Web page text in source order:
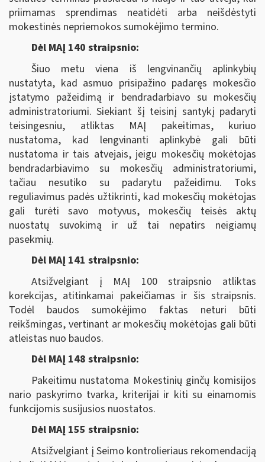
priimamas sprendimas neatidėti arba neišdėstyti
mokestinės nepriemokos sumokėjimo termino.
Dėl MAĮ 140 straipsnio:
Šiuo metu viena iš lengvinančių aplinkybių
nustatyta, kad asmuo prisipažino padaręs mokesčio
įstatymo pažeidimą ir bendradarbiavo su mokesčių
administratoriumi. Siekiant šį teisinį santykį padaryti
teisingesniu, atliktas MAĮ pakeitimas, kuriuo
nustatoma, kad lengvinanti aplinkybė gali būti
nustatoma ir tais atvejais, jeigu mokesčių mokėtojas
bendradarbiavimo su mokesčių administratoriumi,
tačiau nesutiko su padarytu pažeidimu. Toks
reguliavimus padės užtikrinti, kad mokesčių mokėtojas
gali turėti savo motyvus, mokesčių teisės aktų
nuostatų suvokimą ir už tai nepatirs neigiamų
pasekmių.
Dėl MAĮ 141 straipsnio:
Atsižvelgiant į MAĮ 100 straipsnio atliktas
korekcijas, atitinkamai pakeičiamas ir šis straipsnis.
Todėl baudos sumokėjimo faktas neturi būti
reikšmingas, vertinant ar mokesčių mokėtojas gali būti
atleistas nuo baudos.
Dėl MAĮ 148 straipsnio:
Pakeitimu nustatoma Mokestinių ginčų komisijos
nario paskyrimo tvarka, kriterijai ir kiti su einamomis
funkcijomis susijusios nuostatos.
Dėl MAĮ 155 straipsnio:
Atsižvelgiant į Seimo kontrolieriaus rekomendaciją